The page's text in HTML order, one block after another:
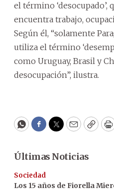
el término ‘desocupado’,
encuentra trabajo,
Según él, “solamente
utiliza el término
como Uruguay, Brasil y
desocupación”, ilustra.
WhatsApp
Facebook
Twitter
EmailCopy
Últimas Noticias
Sociedad
Los 15 años de Fiorella